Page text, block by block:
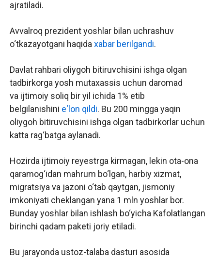
ajratiladi.
Avvalroq prezident yoshlar bilan uchrashuv
o‘tkazayotgani haqida xabar berilgandi.
Davlat rahbari oliygoh bitiruvchisini ishga olgan
tadbirkorga yosh mutaxassis uchun daromad
va ijtimoiy soliq bir yil ichida 1% etib
belgilanishini e‘lon qildi. Bu 200 mingga yaqin
oliygoh bitiruvchisini ishga olgan tadbirkorlar uchun
katta rag‘batga aylanadi.
Hozirda ijtimoiy reyestrga kirmagan, lekin ota-ona
qaramog‘idan mahrum bo‘lgan, harbiy xizmat,
migratsiya va jazoni o‘tab qaytgan, jismoniy
imkoniyati cheklangan yana 1 mln yoshlar bor.
Bunday yoshlar bilan ishlash bo‘yicha Kafolatlangan
birinchi qadam paketi joriy etiladi.
Bu jarayonda ustoz-talaba dasturi asosida